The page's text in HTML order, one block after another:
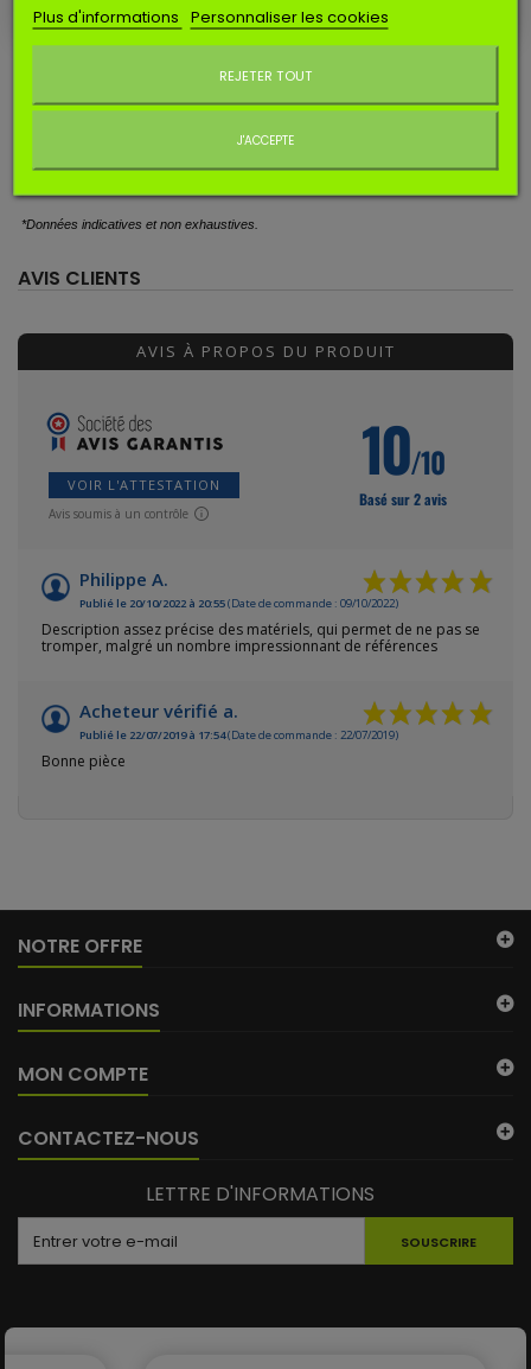
Diamètre d'admission : 12,7 mm
sur les machines suivantes* :
HOMELITE / RYOBI: debroussailleuses 30cc
*Données indicatives et non exhaustives.
AVIS CLIENTS
AVIS À PROPOS DU PRODUIT
VOIR L'ATTESTATION
Avis soumis à un contrôle
10/10
Basé sur 2 avis
Philippe A.
Publié le 20/10/2022 à 20:55(Date de commande : 09/10/2022)
Description assez précise des matériels, qui permet de ne pas se
tromper, malgré un nombre impressionnant de références
Acheteur vérifié a.
Publié le 22/07/2019 à 17:54(Date de commande : 22/07/2019)
Bonne pièce
NOTRE OFFRE
INFORMATIONS
MON COMPTE
CONTACTEZ-NOUS
LETTRE D'INFORMATIONS
SOUSCRIRE
Plus d'informations Personnaliser les cookies
REJETER TOUT
J'ACCEPTE